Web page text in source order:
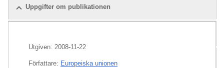
Uppgifter om publikationen
Paket
Utgiven: 2008-11-22
Författare: Europeiska unionen